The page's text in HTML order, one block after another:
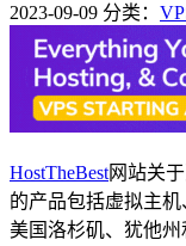
2023-09-09 分类：
HostTheBest网站关
的产品包括虚拟主
美国洛杉矶、犹他